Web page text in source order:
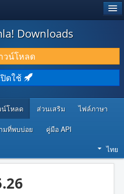
Downloads
วน์โหลด
ปิดใช้
น์โหลด ส่วนเสริม ไฟล์ภาษา
มที่พบบ่อย คู่มือ API
ไทย